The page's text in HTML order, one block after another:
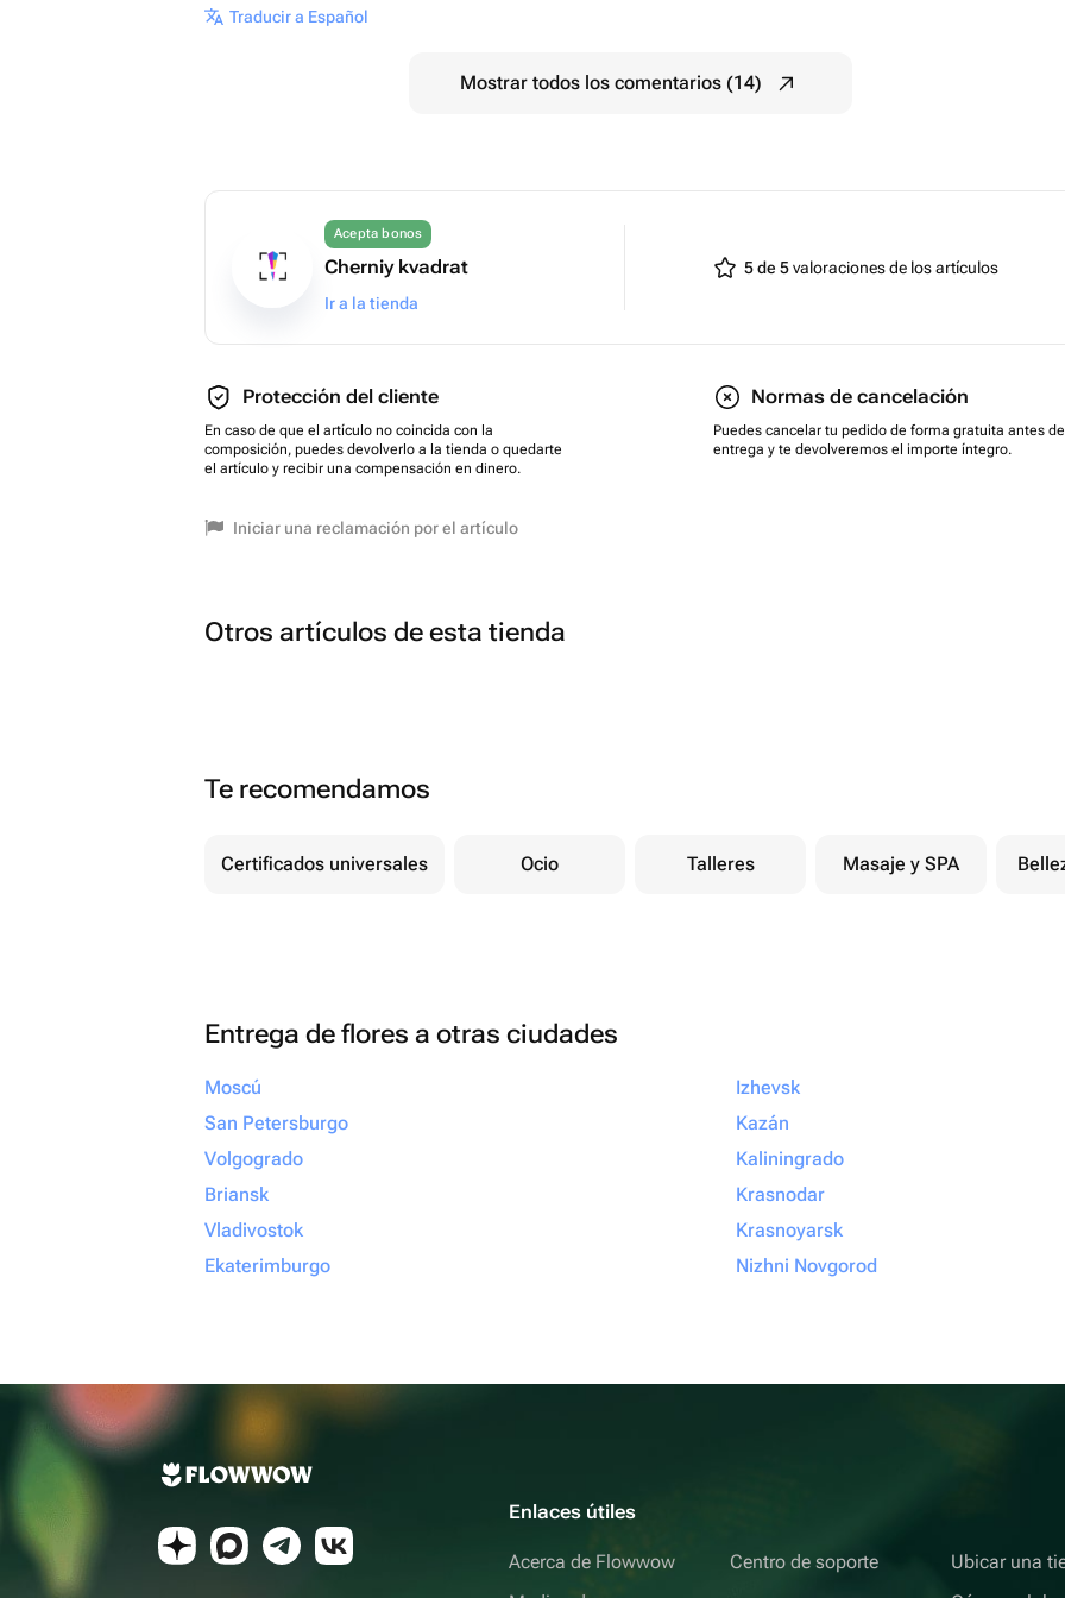
Traducir a Español
Mostrar todos los comentarios (14)
Acepta bonos
Cherniy kvadrat
Ir a la tienda
5 de 5valoraciones de los artículos
Protección del cliente
En caso de que el artículo no coincida con la
composición, puedes devolverlo a la tienda o quedarte
el artículo y recibir una compensación en dinero.
Normas de cancelación
Puedes cancelar tu pedido de forma gratuita antes
entrega y te devolveremos el importe íntegro.
Iniciar una reclamación por el artículo
Otros artículos de esta tienda
Te recomendamos
Certificados universales Ocio Talleres Masaje y SPA
Entrega de flores a otras ciudades
Moscú
San Petersburgo
Volgogrado
Briansk
Vladivostok
Ekaterimburgo
Izhevsk
Kazán
Kaliningrado
Krasnodar
Krasnoyarsk
Nizhni Novgorod
Enlaces útiles
Acerca de Flowwow
Centro de soporte
Ubicar una